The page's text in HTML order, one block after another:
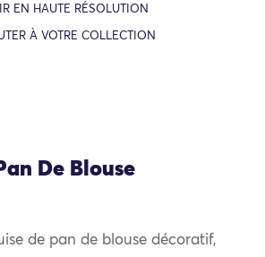
EN HAUTE RÉSOLUTION
À VOTRE COLLECTION
De Blouse
de pan de blouse décoratif,